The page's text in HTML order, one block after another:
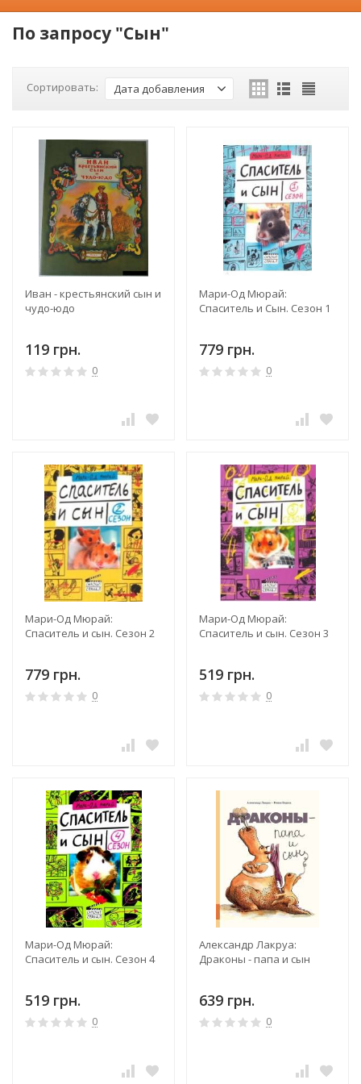
По запросу "Сын"
Сортировать: Дата добавления
Иван - крестьянский сын и
чудо-юдо
119 грн.
0
Мари-Од Мюрай:
Спаситель и Сын. Сезон 1
779 грн.
0
Мари-Од Мюрай:
Спаситель и сын. Сезон 2
779 грн.
0
Мари-Од Мюрай:
Спаситель и сын. Сезон 3
519 грн.
0
Мари-Од Мюрай:
Спаситель и сын. Сезон 4
519 грн.
0
Александр Лакруа:
Драконы - папа и сын
639 грн.
0